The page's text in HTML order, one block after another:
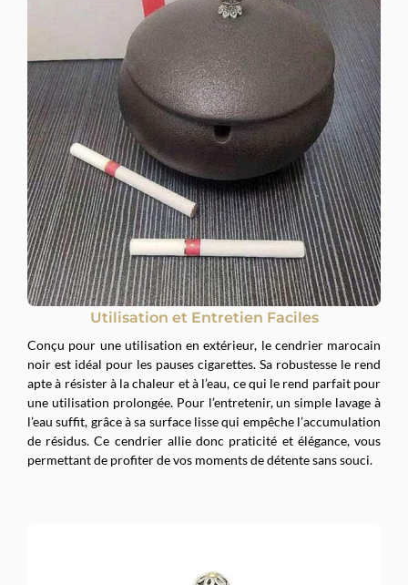
Utilisation et Entretien Faciles
Conçu pour une utilisation en extérieur, le cendrier marocain
noir est idéal pour les pauses cigarettes. Sa robustesse le rend
apte à résister à la chaleur et à l’eau, ce qui le rend parfait pour
une utilisation prolongée. Pour l’entretenir, un simple lavage à
l’eau suffit, grâce à sa surface lisse qui empêche l’accumulation
de résidus. Ce cendrier allie donc praticité et élégance, vous
permettant de profiter de vos moments de détente sans souci.